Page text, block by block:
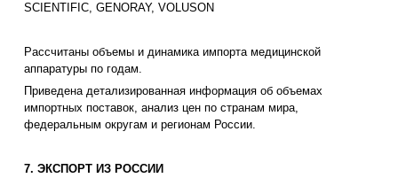
SCIENTIFIC, GENORAY, VOLUSON
Рассчитаны объемы и динамика импорта медицинской
аппаратуры по годам.
Приведена детализированная информация об объемах
импортных поставок, анализ цен по странам мира,
федеральным округам и регионам России.
7. ЭКСПОРТ ИЗ РОССИИ